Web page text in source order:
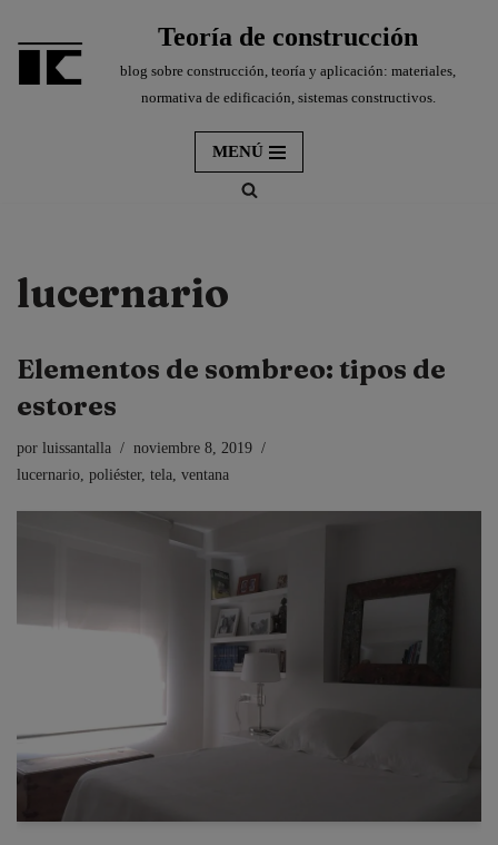
al
Teoría de construcción
blog sobre construcción, teoría y aplicación: materiales,
normativa de edificación, sistemas constructivos.
MENÚ
lucernario
Elementos de sombreo: tipos de
estores
por luissantalla
noviembre 8, 2019
lucernario, poliéster, tela, ventana